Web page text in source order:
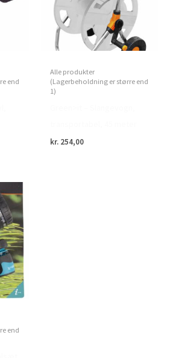
end
Alle produkter
(Lagerbeholdning er større end
1)
kr. 254,00
end